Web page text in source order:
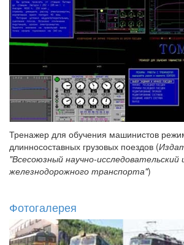
Тренажер для обучения машинистов
длинносоставных грузовых поездов (
"Всесоюзный научно-
железнодорожного транспорта")
Фотогалерея